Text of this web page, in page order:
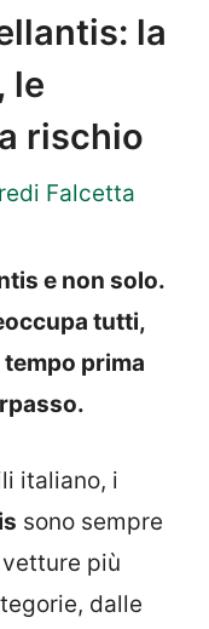
la
le
rischio
Falcetta
e non solo.
tutti,
prima
italiano, i
sono sempre
più
dalle